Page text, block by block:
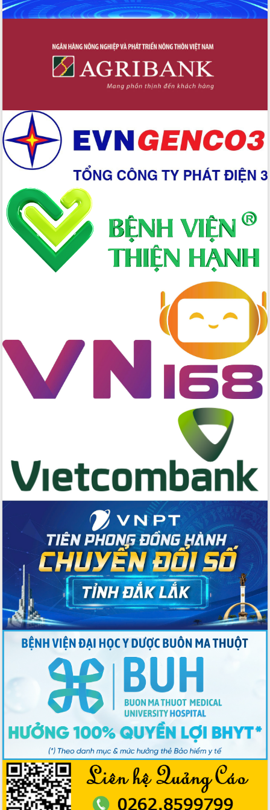
với Tập đoàn Bưu chính Viễn thông
Việt Nam
Đắk Lắk về phát triển nhân lực y tế
cho trạm y tế cấp xã
Du lịch Đắk Lắk nâng tầm trải nghiệm
du khách thông qua Hệ thống cơ sở dữ
Tập huấn ứng dụng trí tuệ nhân tạo (AI)
trong thương mại điện tử năm 2026
Đoàn đại biểu Quốc hội tỉnh Đắk Lắk
trao đổi thông tin trước Kỳ họp thứ
nhất, Quốc hội khóa XVI
Quyết liệt cải cách hành chính, khơi
thông nguồn lực phát triển
Nâng cao hiệu lực, hiệu quả HĐND
tỉnh thông qua hiện đại hóa hành chính
Xã Ea Phê gắn cải cách hành chính với
chuyển đổi số
Phó Chủ tịch Thường trực UBND tỉnh
Hồ Thị Nguyên Thảo làm việc tại Trung
Giai đoạn 2026-2030, Đắk Lắk phấn
đấu có 77% xã đạt chuẩn nông thôn
mới
Chuyển đổi số 'mở đường' cho nông
nghiệp Đắk Lắk tăng trưởng bứt phá
Lắk
Đắk Lắk nâng cao hiệu quả công tác
Đắk Lắk đẩy mạnh nuôi biển công
nghệ, hướng tới phát triển thủy sản
bền vững
Tập huấn nâng cao năng lực triển khai
chuyển đổi số cho cán bộ, công chức
cấp xã
Đắk Lắk phát động hưởng ứng Ngày
Quyền của người tiêu dùng Việt Nam
2026
Đẩy mạnh cải cách hành chính, quyết
tâm đạt được mục tiêu tăng trưởng
hai con số trong năm 2026
Tổ chức trang trọng Lễ hội Đền thờ
Lương Văn Chánh năm 2026
Phó Bí thư Tỉnh ủy Đắk Lắk Đỗ Hữu
Huy giữ chức Bí thư Đảng ủy Ủy Ban
Bệnh án điện tử thúc đẩy chuyển đổi
số y tế tại Đắk Lắk
Chuyển đổi số thư viện: Mở rộng
không gian tri thức trong thời đại số
Đánh giá, rút kinh nghiệm công tác tổ
chức diễn tập trước ngày bầu cử